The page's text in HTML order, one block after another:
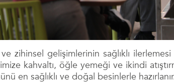
zihinsel gelişimlerinin sağlıklı
kahvaltı, öğle yemeği ve ikindi
en sağlıklı ve doğal besinlerle